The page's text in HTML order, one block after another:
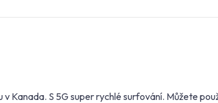
Kanada. S 5G super rychlé surfování. Můžete